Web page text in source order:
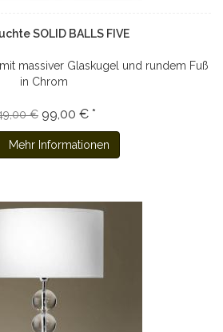
SOLID BALLS FIVE
massiver Glaskugel und rundem Fuß
in Chrom
€ 99,00 € *
Mehr Informationen